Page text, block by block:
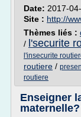
Date: 2017-
Site : http://
Thèmes liés :
/ l'securite
l'insecurite
routiere /
routiere
Enseigner
maternelle?